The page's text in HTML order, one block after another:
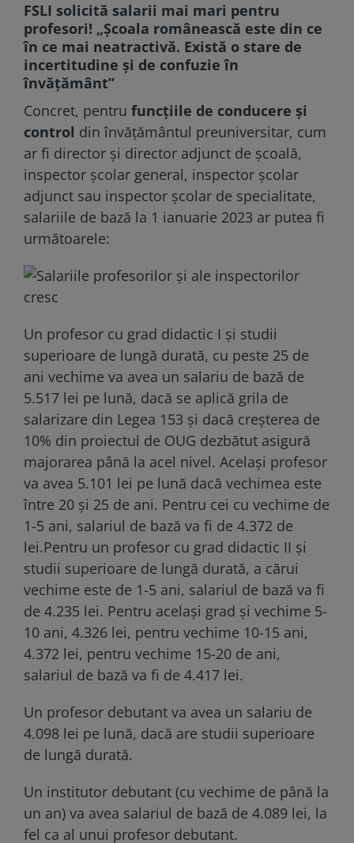
FSLI solicită salarii mai mari pentru
profesori! „Şcoala românească este din ce
în ce mai neatractivă. Există o stare de
incertitudine şi de confuzie în
învățământ”
Concret, pentru funcțiile de conducere şi
control din învățământul preuniversitar, cum
ar fi director și director adjunct de școală,
inspector școlar general, inspector școlar
adjunct sau inspector școlar de specialitate,
salariile de bază la 1 ianuarie 2023 ar putea fi
următoarele:
Un profesor cu grad didactic I şi studii
superioare de lungă durată, cu peste 25 de
ani vechime va avea un salariu de bază de
5.517 lei pe lună, dacă se aplică grila de
salarizare din Legea 153 și dacă creșterea de
10% din proiectul de OUG dezbătut asigură
majorarea până la acel nivel. Acelaşi profesor
va avea 5.101 lei pe lună dacă vechimea este
între 20 şi 25 de ani. Pentru cei cu vechime de
1-5 ani, salariul de bază va fi de 4.372 de
lei.Pentru un profesor cu grad didactic II şi
studii superioare de lungă durată, a cărui
vechime este de 1-5 ani, salariul de bază va fi
de 4.235 lei. Pentru acelaşi grad şi vechime 5-
10 ani, 4.326 lei, pentru vechime 10-15 ani,
4.372 lei, pentru vechime 15-20 de ani,
salariul de bază va fi de 4.417 lei.
Un profesor debutant va avea un salariu de
4.098 lei pe lună, dacă are studii superioare
de lungă durată.
Un institutor debutant (cu vechime de până la
un an) va avea salariul de bază de 4.089 lei, la
fel ca al unui profesor debutant.